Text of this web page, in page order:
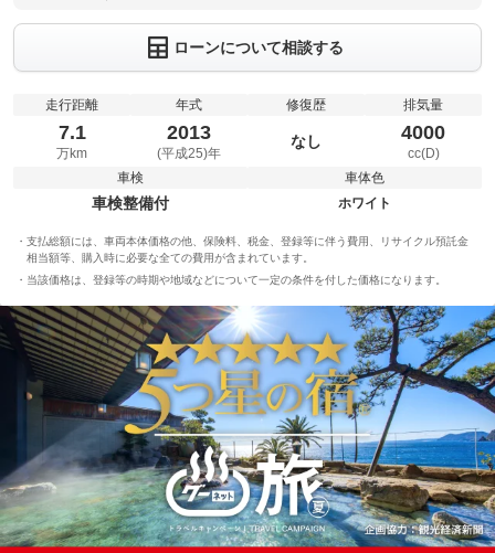
ローンについて相談する
走行距離
7.1
万km
年式
2013
(平成25)年
修復歴
なし
排気量
4000
cc(D)
車検
車検整備付
車体色
ホワイト
支払総額には、車両本体価格の他、保険料、税金、登録等に伴う費用、リサイクル預託金
相当額等、購入時に必要な全ての費用が含まれています。
当該価格は、登録等の時期や地域などについて一定の条件を付した価格になります。